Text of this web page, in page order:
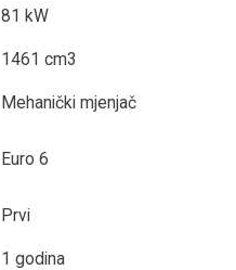
81 kW
1461 cm3
Mehanički mjenjač
Euro 6
Prvi
1 godina